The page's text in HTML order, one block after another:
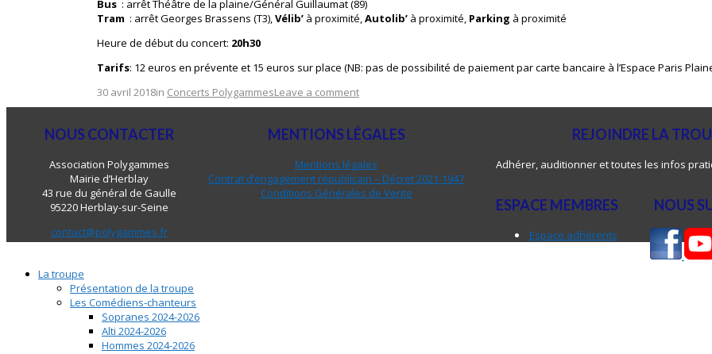
Bus : arrêt Théâtre de la plaine/Général Guillaumat (89)
Tram : arrêt Georges Brassens (T3),Vélib’ à proximité,Autolib’ à proximité, Parking à proximité
Heure de début du concert: 20h30
Tarifs: 12 euros en prévente et 15 euros sur place (NB: pas de possibilité de paiement par carte bancaire à l’Espace Paris
30 avril 2018in Concerts PolygammesLeave a comment
NOUS CONTACTER
Association Polygammes
Mairie d’Herblay
43 rue du général de Gaulle
95220 Herblay-sur-Seine
contact@polygammes.fr
MENTIONS LÉGALES
Mentions légales
Contrat d’engagement républicain – Décret 2021-1947
Conditions Générales de Vente
REJOINDRE LA
Adhérer, auditionner et toutes les infos
ESPACE MEMBRES
Espace adhérents
NOUS
La troupe
Présentation de la troupe
Les Comédiens-chanteurs
Sopranes 2024-2026
Alti 2024-2026
Hommes 2024-2026